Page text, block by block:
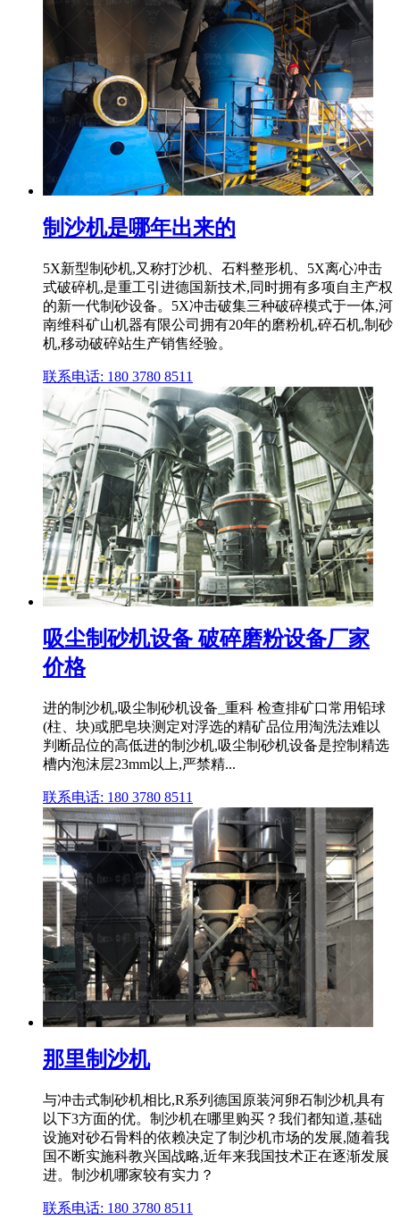
制沙机是哪年出来的
5X新型制砂机,又称打沙机、石料整形机、5X离心冲击
式破碎机,是重工引进德国新技术,同时拥有多项自主产权
的新一代制砂设备。5X冲击破集三种破碎模式于一体,河
南维科矿山机器有限公司拥有20年的磨粉机,碎石机,制砂
机,移动破碎站生产销售经验。
联系电话: 180 3780 8511
吸尘制砂机设备 破碎磨粉设备厂家
价格
进的制沙机,吸尘制砂机设备_重科 检查排矿口常用铅球
(柱、块)或肥皂块测定对浮选的精矿品位用淘洗法难以
判断品位的高低进的制沙机,吸尘制砂机设备是控制精选
槽内泡沫层23mm以上,严禁精...
联系电话: 180 3780 8511
那里制沙机
与冲击式制砂机相比,R系列德国原装河卵石制沙机具有
以下3方面的优。制沙机在哪里购买？我们都知道,基础
设施对砂石骨料的依赖决定了制沙机市场的发展,随着我
国不断实施科教兴国战略,近年来我国技术正在逐渐发展
进。制沙机哪家较有实力？
联系电话: 180 3780 8511